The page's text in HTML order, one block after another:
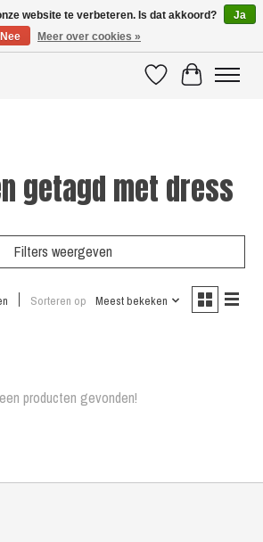
VerlanglijstWinkelwagen
getagd met dress
Filters weergeven
Sorteren op Meest bekeken
producten gevonden!
website te verbeteren. Is dat akkoord?
Ja
Nee
Meer over cookies »